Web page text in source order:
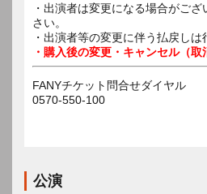
・出演者は変更になる場合がご
さい。
・出演者等の変更に伴う払戻しは
・購入後の変更・キャンセル（取
FANYチケット問合せダイヤル
0570-550-100
公演